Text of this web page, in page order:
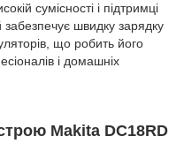
сумісності і підтримці
забезпечує швидку зарядку
що робить його
і домашніх
Makita DC18RD